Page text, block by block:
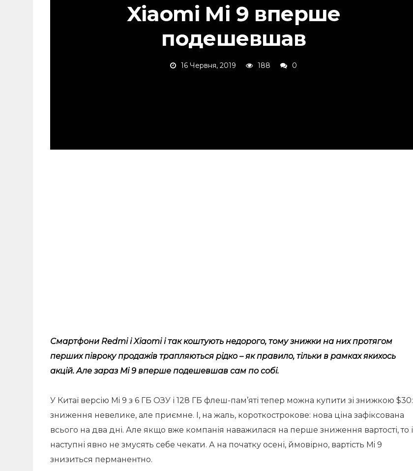
Xiaomi Mi 9 вперше
подешевшав
16 Червня, 2019 188 0
Смартфони Redmi і Xiaomi і так коштують недорого, тому знижки на них протягом
перших півроку продажів трапляються рідко – як правило, тільки в рамках якихось
акцій. Але зараз Mi 9 вперше подешевшав сам по собі.
У Китаї версію Mi 9 з 6 ГБ ОЗУ і 128 ГБ флеш-пам’яті тепер можна купити зі знижкою $30:
зниження невелике, але приємне. І, на жаль, короткострокове: нова ціна зафіксована
всього на два дні. Але якщо вже компанія наважилася на перше зниження вартості, то і
наступні явно не змусять себе чекати. А на початку осені, ймовірно, вартість Mi 9
знизиться перманентно.